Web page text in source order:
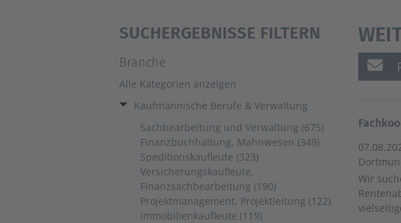
SUCHERGEBNISSE FILTERN
Branche
Alle Kategorien anzeigen
Kaufmännische Berufe & Verwaltung
Sachbearbeitung und Verwaltung (675)
Finanzbuchhaltung, Mahnwesen (349)
Speditionskaufleute (323)
Versicherungskaufleute,
Finanzsachbearbeitung (190)
Projektmanagement, Projektleitung (122)
Immobilienkaufleute (119)
Wir